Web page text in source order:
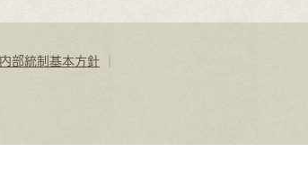
内部統制基本方針